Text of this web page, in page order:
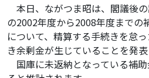
本日、ながつま昭は、閣議後
の2002年度から2008年度までの
について、精算する手続きを怠
き余剰金が生じていることを発表
国庫に未返納となっている補